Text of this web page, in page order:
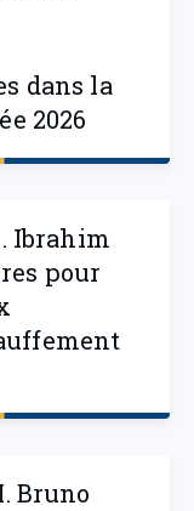
dans la
2026
Ibrahim
pour
Bruno